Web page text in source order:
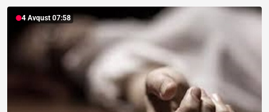
4 Avqust 07:58